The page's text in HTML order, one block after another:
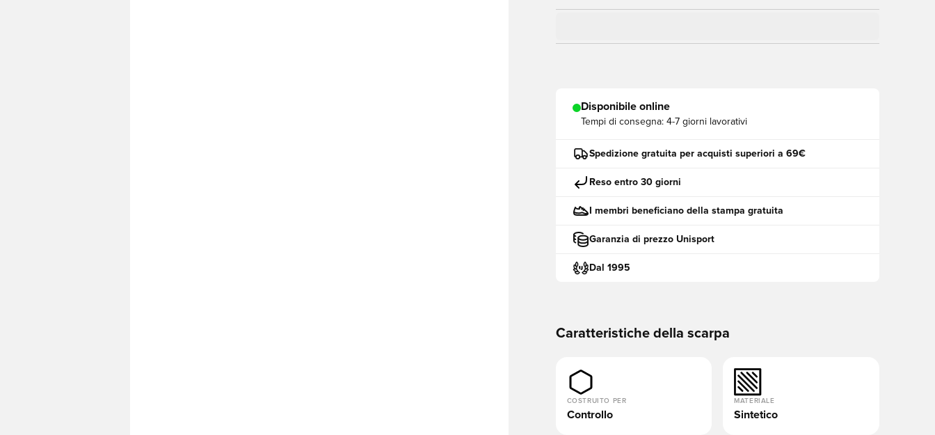
Disponibile online
Tempi di consegna: 4-7 giorni lavorativi
Spedizione gratuita per acquisti superiori a 69€
Reso entro 30 giorni
I membri beneficiano della stampa gratuita
Garanzia di prezzo Unisport
Dal 1995
Caratteristiche della scarpa
COSTRUITO PER
Controllo
MATERIALE
Sintetico